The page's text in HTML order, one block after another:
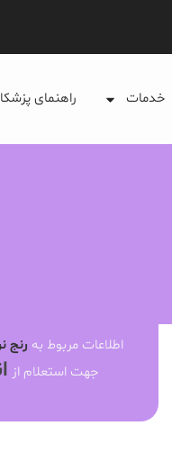
خدمات راهنمای
اطلاعات مربوط به رنج
جهت استعلام از